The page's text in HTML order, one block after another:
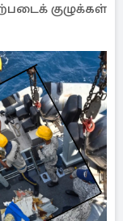
குழுக்கள்